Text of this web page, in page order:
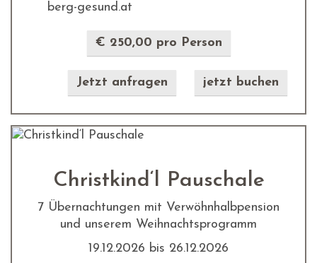
berg-gesund.at
€ 250,00 pro Person
Jetzt anfragen jetzt buchen
Christkind‘l Pauschale
7 Übernachtungen mit Verwöhnhalbpension
und unserem Weihnachtsprogramm
19.12.2026 bis 26.12.2026